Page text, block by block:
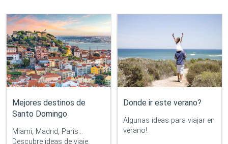
Mejores destinos de
Santo Domingo
Miami, Madrid, Paris...
Descubre ideas de viaje.
Donde ir este verano?
Algunas ideas para viajar en
verano!.